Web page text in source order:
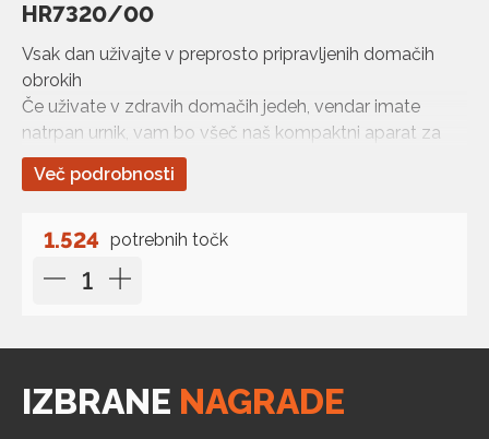
HR7320/00
Vsak dan uživajte v preprosto pripravljenih domačih
obrokih
Če uživate v zdravih domačih jedeh, vendar imate
natrpan urnik, vam bo všeč naš kompaktni aparat za
obdelavo hrane iz linije Philips Daily. To kompaktno
kolekcijo smo zasnovali za zaposlene življenjske sloge.
Več podrobnosti
1.524 potrebnih točk
IZBRANE NAGRADE